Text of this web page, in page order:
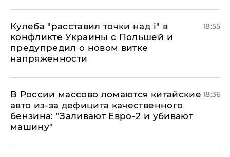
Кулеба "расставил точки над і" в
конфликте Украины с Польшей и
предупредил о новом витке
напряженности
18:55
В России массово ломаются китайские
авто из-за дефицита качественного
бензина: "Заливают Евро-2 и убивают
машину"
18:36